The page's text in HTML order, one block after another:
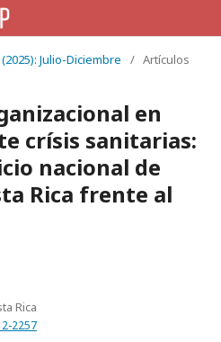
Julio-Diciembre / Artículos
en
crísis sanitarias:
nacional de
Rica frente al
Rica
2257